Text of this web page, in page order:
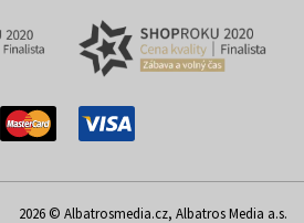
2026 © Albatrosmedia.cz, Albatros Media a.s.